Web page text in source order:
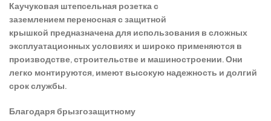
Каучуковая штепсельная розетка с
заземлением переносная с защитной
крышкой предназначена для использования в сложных
эксплуатационных условиях и широко применяются в
производстве, строительстве и машиностроении. Они
легко монтируются, имеют высокую надежность и долгий
срок службы.
Благодаря брызгозащитному